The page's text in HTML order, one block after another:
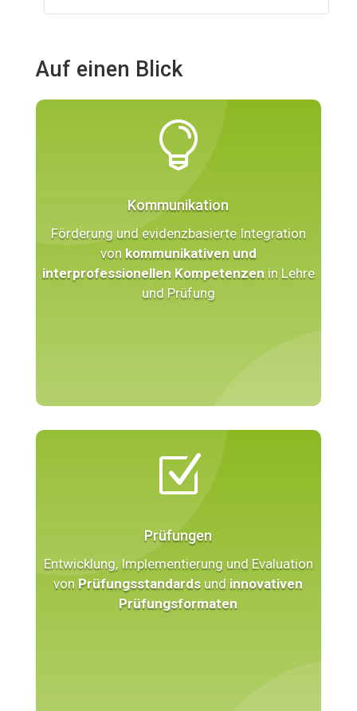
Auf einen Blick

Kommunikation
Förderung und evidenzbasierte Integration
von kommunikativen und
interprofessionellen Kompetenzen in Lehre
und Prüfung
Z
Prüfungen
Entwicklung, Implementierung und Evaluation
von Prüfungsstandards und innovativen
Prüfungsformaten